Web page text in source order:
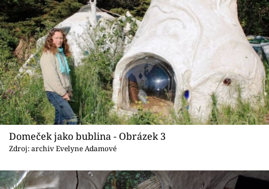
Domeček jako bublina - Obrázek 3
Zdroj: archiv Evelyne Adamové